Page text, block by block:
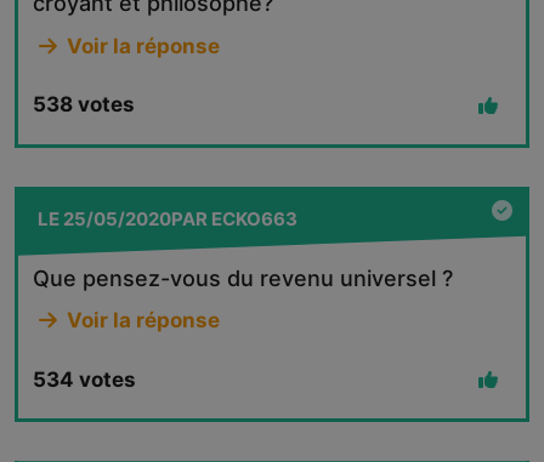
Voir la réponse
538 votes
LE 25/05/2020PAR ECKO663
Que pensez-vous du revenu universel ?
Voir la réponse
534 votes